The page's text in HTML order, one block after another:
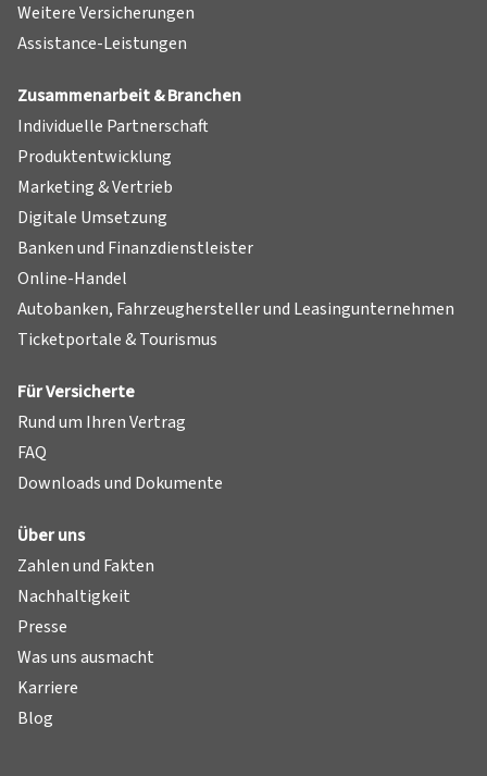
Weitere Versicherungen
Assistance-Leistungen
Zusammenarbeit & Branchen
Individuelle Partnerschaft
Produktentwicklung
Marketing & Vertrieb
Digitale Umsetzung
Banken und Finanzdienstleister
Online-Handel
Autobanken, Fahrzeughersteller und Leasingunternehmen
Ticketportale & Tourismus
Für Versicherte
Rund um Ihren Vertrag
FAQ
Downloads und Dokumente
Über uns
Zahlen und Fakten
Nachhaltigkeit
Presse
Was uns ausmacht
Karriere
Blog